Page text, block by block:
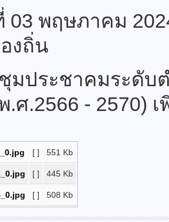
03 พฤษภาคม
งถิ่น
มประชาคมระดั
.ศ.2566 - 2570)
[ ] 551 Kb
[ ] 445 Kb
[ ] 508 Kb